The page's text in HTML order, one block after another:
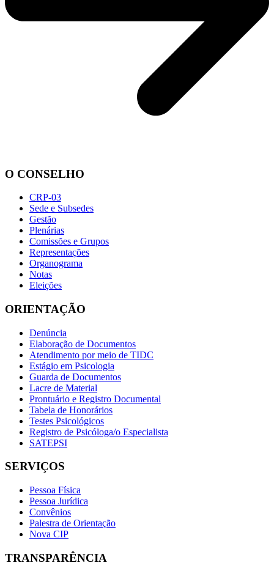
O CONSELHO
CRP-03
Sede e Subsedes
Gestão
Plenárias
Comissões e Grupos
Representações
Organograma
Notas
Eleições
ORIENTAÇÃO
Denúncia
Elaboração de Documentos
Atendimento por meio de TIDC
Estágio em Psicologia
Guarda de Documentos
Lacre de Material
Prontuário e Registro Documental
Tabela de Honorários
Testes Psicológicos
Registro de Psicóloga/o Especialista
SATEPSI
SERVIÇOS
Pessoa Física
Pessoa Jurídica
Convênios
Palestra de Orientação
Nova CIP
TRANSPARÊNCIA